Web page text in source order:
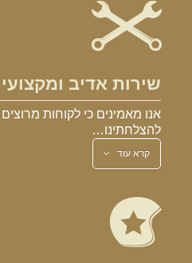
שירות אדיב ומקצועי
אנו מאמינים כי לקוחות
להצלחתינו…
קרא עוד